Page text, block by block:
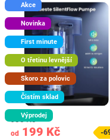
Akce
Novinka
First minute
O třetinu levnější
Skoro za polovic
Čistím sklad
Výprodej
od 199 Kč
638 Kč
-